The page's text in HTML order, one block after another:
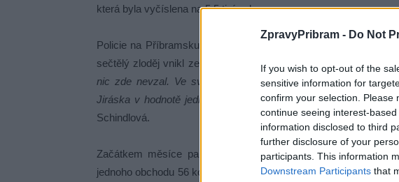
ZpravyPribram - Do Not
If you wish to opt-out of the
sensitive information for
confirm your selection. Please
continue seeing interest-
information disclosed to third
further disclosure of your
participants. This information
Downstream Participants that
která byla vyčíslena na 5,5 tisíce korun.
Policie na Příbramsku má na podobně kuriózní případy v
sečtělý zloděj vnikl ze 7. na 8. listopadu do domu v Novém
nic zde nevzal. Ve své činnosti pokračoval i v prvním patře,
Jiráska v hodnotě jednoho tisíc korun, které nakonec odcizil,“
Schindlová.
Začátkem měsíce pak sdělili obvinění milovníkovi tuňáka,
jednoho obchodu 56 konzerv.
„Přibral si k tomu i šest lahví